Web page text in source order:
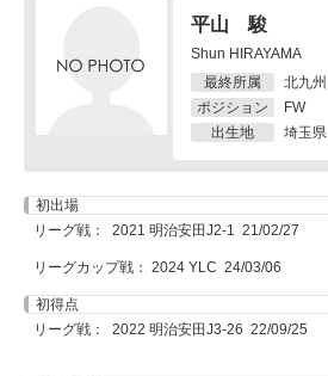
平山 駿
Shun HIRAYAMA
最終所属
北九州
ポジション
FW
出生地
埼玉県
初出場
リーグ戦： 2021 明治安田J2-1 21/02/27
リーグカップ戦： 2024 YLC 24/03/06
初得点
リーグ戦： 2022 明治安田J3-26 22/09/25